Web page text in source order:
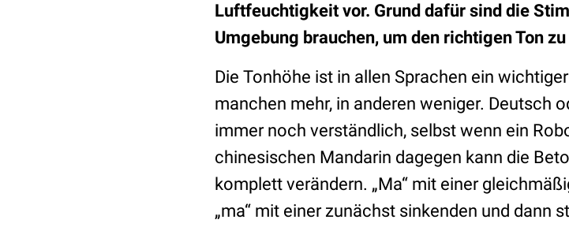
Luftfeuchtigkeit vor. Grund dafür sind die
Umgebung brauchen, um den richtigen Ton
Die Tonhöhe ist in allen Sprachen ein
manchen mehr, in anderen weniger. Deutsch
immer noch verständlich, selbst wenn ein
chinesischen Mandarin dagegen kann die
komplett verändern. „Ma“ mit einer
„ma“ mit einer zunächst sinkenden und dann